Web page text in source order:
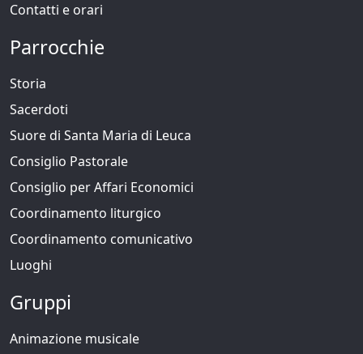
Contatti e orari
Parrocchie
Storia
Sacerdoti
Suore di Santa Maria di Leuca
Consiglio Pastorale
Consiglio per Affari Economici
Coordinamento liturgico
Coordinamento comunicativo
Luoghi
Gruppi
Animazione musicale